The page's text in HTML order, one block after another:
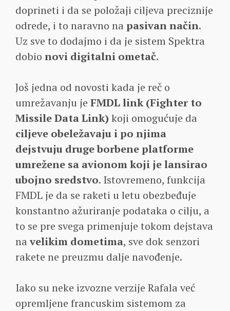
doprineti i da se položaji ciljeva preciznije
odrede, i to naravno na pasivan način.
Uz sve to dodajmo i da je sistem Spektra
dobio novi digitalni ometač.
Još jedna od novosti kada je reč o
umrežavanju je FMDL link (Fighter to
Missile Data Link) koji omogućuje da
ciljeve obeležavaju i po njima
dejstvuju druge borbene platforme
umrežene sa avionom koji je lansirao
ubojno sredstvo. Istovremeno, funkcija
FMDL je da se raketi u letu obezbeđuje
konstantno ažuriranje podataka o cilju, a
to se pre svega primenjuje tokom dejstava
navelikim dometima, sve dok senzori
rakete ne preuzmu dalje navođenje.
Iako su neke izvozne verzije Rafala već
opremljene francuskim sistemom za